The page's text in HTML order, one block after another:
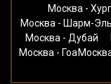
Москва -
Москва - Шарм-
Москва - Дубай
Москва - Гоа